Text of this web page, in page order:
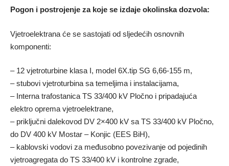
Pogon i postrojenje za koje se izdaje okolinska dozvola:
Vjetroelektrana će se sastojati od sljedećih osnovnih
komponenti:
– 12 vjetroturbine klasa I, model 6X.tip SG 6,66-155 m,
– stubovi vjetroturbina sa temeljima i instalacijama,
– Interna trafostanica TS 33/400 kV Pločno i pripadajuća
elektro oprema vjetroelektrane,
– priključni dalekovod DV 2×400 kV sa TS 33/400 kV Pločno,
do DV 400 kV Mostar – Konjic (EES BiH),
– kablovski vodovi za međusobno povezivanje od pojedinih
vjetroagregata do TS 33/400 kV i kontrolne zgrade,